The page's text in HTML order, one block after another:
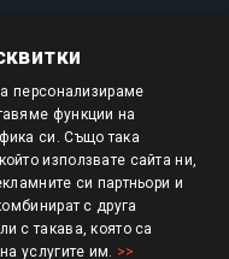
АБОНИРАНЕ
персонализираме
функции на
си. Също така
използвате сайта ни,
си партньори и
с друга
с такава, която са
услугите им. >>